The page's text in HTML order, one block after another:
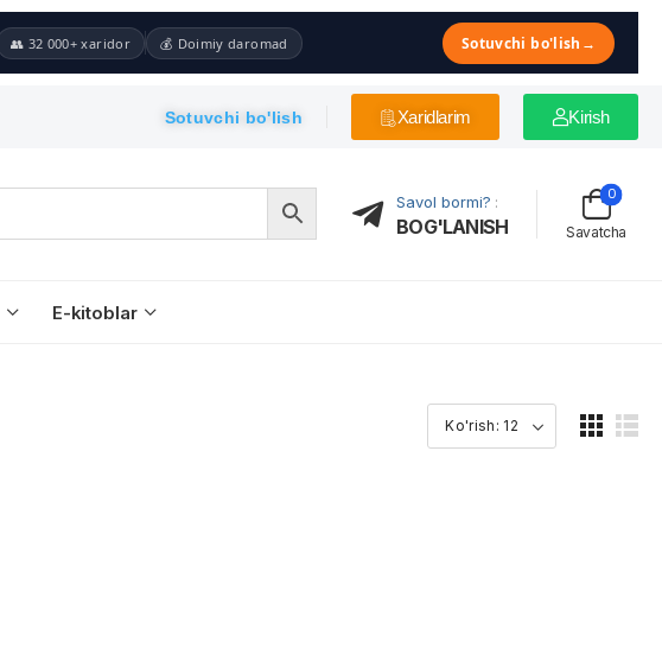
👥 32 000+ xaridor 💰 Doimiy daromad Sotuvchi bo'lish →
Sotuvchi bo'lish Xaridlarim Kirish
Savol bormi? :
BOG'LANISH Savatcha
0
E-kitoblar